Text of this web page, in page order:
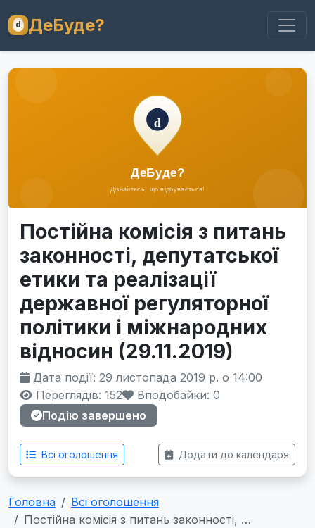
ДеБуде?
Постійна комісія з питань
законності, депутатської
етики та реалізації
державної регуляторної
політики і міжнародних
відносин (29.11.2019)
Дата події: 29 листопада 2019 р. о 14:00
Переглядів: 152
Вподобайки: 0
Подію завершено
Всі оголошення Додати до календаря
Головна
Всі оголошення
Постійна комісія з питань законності, …